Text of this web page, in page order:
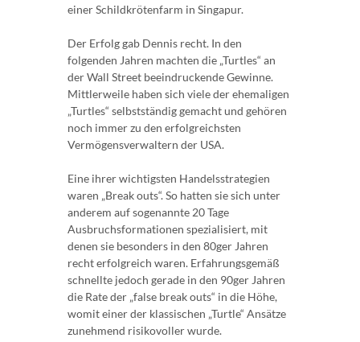
einer Schildkrötenfarm in Singapur.
Der Erfolg gab Dennis recht. In den
folgenden Jahren machten die „Turtles“ an
der Wall Street beeindruckende Gewinne.
Mittlerweile haben sich viele der ehemaligen
„Turtles“ selbstständig gemacht und gehören
noch immer zu den erfolgreichsten
Vermögensverwaltern der USA.
Eine ihrer wichtigsten Handelsstrategien
waren „Break outs“. So hatten sie sich unter
anderem auf sogenannte 20 Tage
Ausbruchsformationen spezialisiert, mit
denen sie besonders in den 80ger Jahren
recht erfolgreich waren. Erfahrungsgemäß
schnellte jedoch gerade in den 90ger Jahren
die Rate der „false break outs“ in die Höhe,
womit einer der klassischen „Turtle“ Ansätze
zunehmend risikovoller wurde.